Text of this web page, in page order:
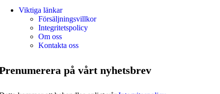
Viktiga länkar
Försäljningsvillkor
Integritetspolicy
Om oss
Kontakta oss
på vårt nyhetsbrev